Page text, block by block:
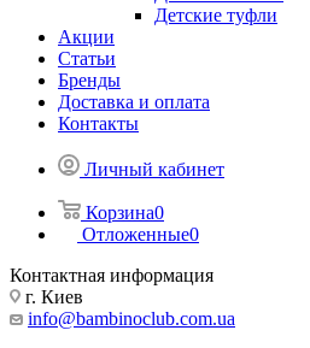
Детские туфли
Акции
Статьи
Бренды
Доставка и оплата
Контакты
Личный кабинет
Корзина0
Отложенные0
Контактная информация
г. Киев
info@bambinoclub.com.ua